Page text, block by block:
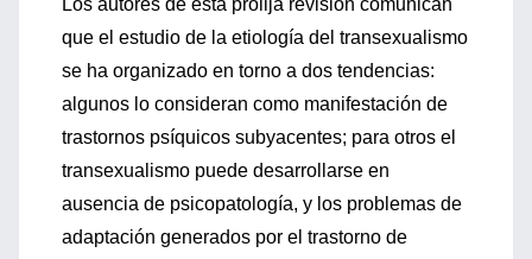
Los autores de esta prolija revisión comunican
que el estudio de la etiología del transexualismo
se ha organizado en torno a dos tendencias:
algunos lo consideran como manifestación de
trastornos psíquicos subyacentes; para otros el
transexualismo puede desarrollarse en
ausencia de psicopatología, y los problemas de
adaptación generados por el trastorno de